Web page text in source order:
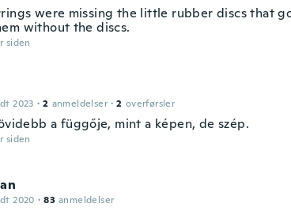
were missing the little rubber discs that
without the discs.
siden
2023 · 2 anmeldelser · 2 overførsler
a függője, mint a képen, de szép.
siden
2020 · 83 anmeldelser